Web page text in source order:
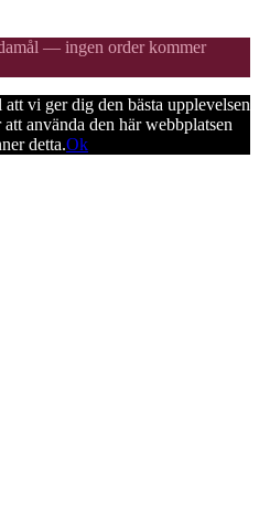
— ingen order kommer
vi ger dig den bästa upplevelsen
använda den här webbplatsen
detta.Ok